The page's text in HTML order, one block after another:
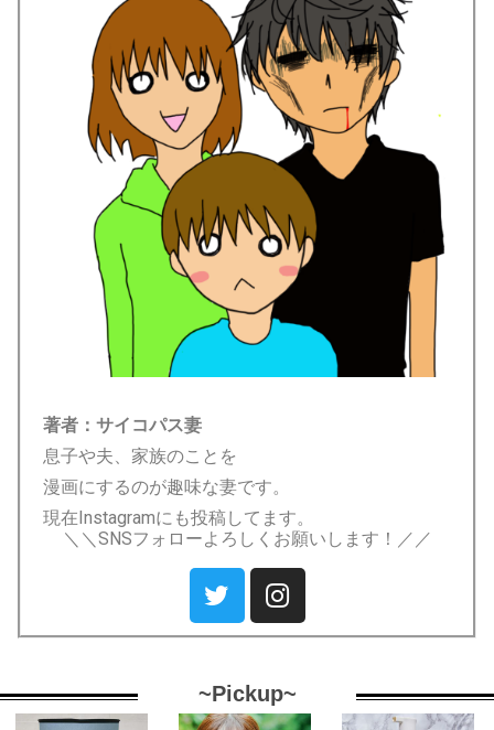
著者：サイコパス妻
息子や夫、家族のことを
漫画にするのが趣味な妻です。
現在Instagramにも投稿してます。
＼＼SNSフォローよろしくお願いします！／／
~Pickup~